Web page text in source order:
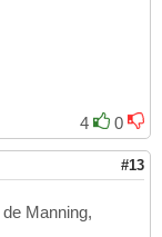
4
0
#13
Manning,